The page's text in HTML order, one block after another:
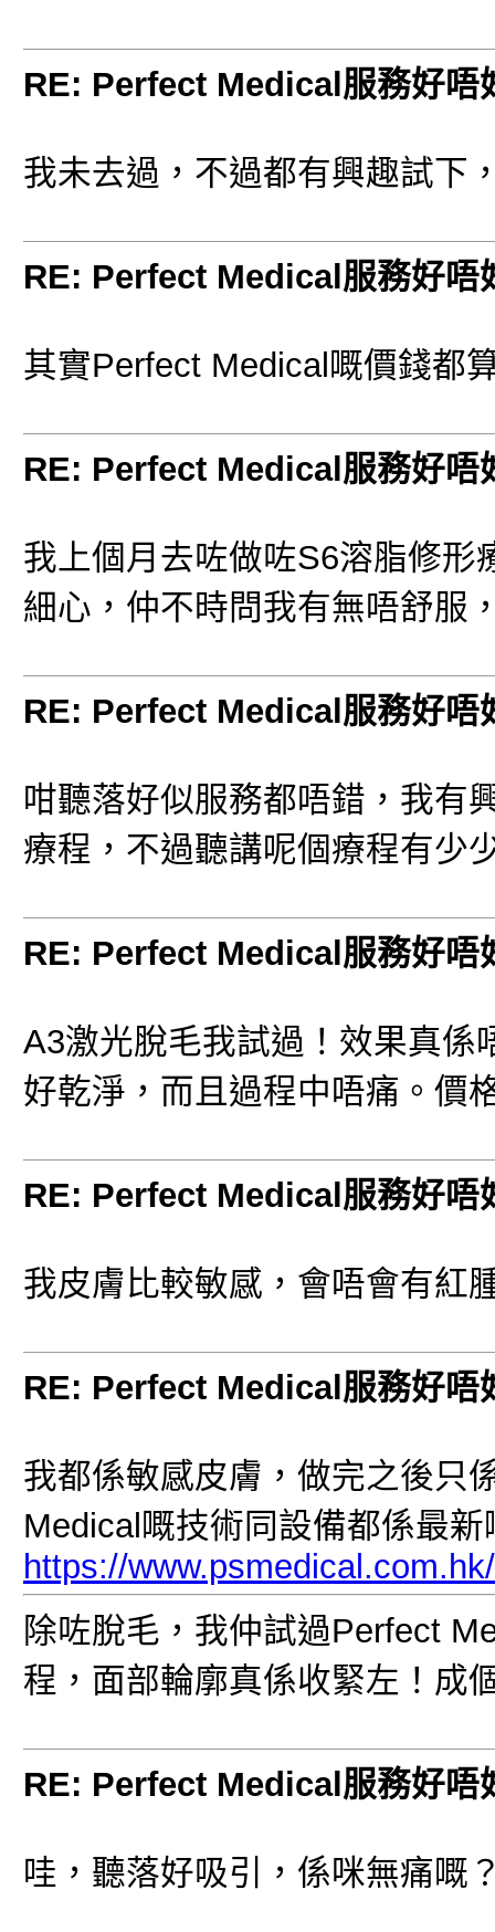
RE: Perfect Medical服務好唔
我未去過，不過都有興趣試下
RE: Perfect Medical服務好唔
其實Perfect Medical嘅價錢都
RE: Perfect Medical服務好唔
我上個月去咗做咗S6溶脂修形
細心，仲不時問我有無唔舒服
RE: Perfect Medical服務好唔
咁聽落好似服務都唔錯，我有
療程，不過聽講呢個療程有少
RE: Perfect Medical服務好唔
A3激光脫毛我試過！效果真係
好乾淨，而且過程中唔痛。價
RE: Perfect Medical服務好唔
我皮膚比較敏感，會唔會有紅
RE: Perfect Medical服務好唔
我都係敏感皮膚，做完之後只
Medical嘅技術同設備都係最
https://
除咗脫毛，我仲試過Perfect
程，面部輪廓真係收緊左！成
RE: Perfect Medical服務好唔
哇，聽落好吸引，係咪無痛嘅